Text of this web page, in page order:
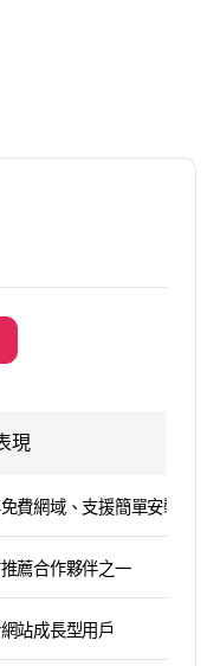
現
費網域、支援簡單安裝
薦合作夥伴之一
站成長型用戶